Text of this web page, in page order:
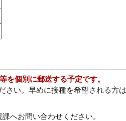
を個別に郵送する予定です。
さい。早めに接種を希望される方
へお問い合わせください。